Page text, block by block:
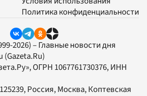
Политика конфиденциальности
2026) – Главные новости дня
(Gazeta.Ru)
, ОГРН 1067761730376, ИНН
Россия, Москва, Коптевская